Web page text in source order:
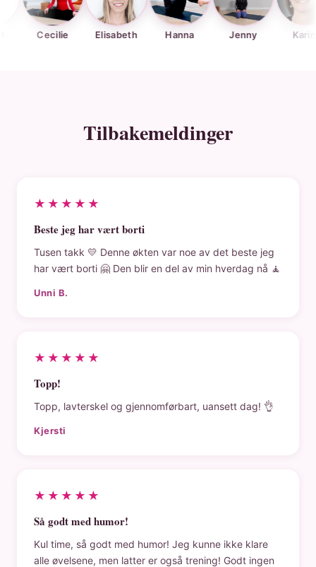
Elisabeth Hanna Jenny Karina
Tilbakemeldinger
★★★★★
Beste jeg har vært borti
Tusen takk 💛 Denne økten var noe av det beste jeg
har vært borti 🤗 Den blir en del av min hverdag nå 🧘
Unni B.
★★★★★
Topp!
Topp, lavterskel og gjennomførbart, uansett dag! 👌
Kjersti
★★★★★
Så godt med humor!
Kul time, så godt med humor! Jeg kunne ikke klare
alle øvelsene, men latter er også trening! Godt ingen